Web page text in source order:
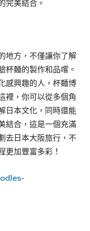
完美結合。
地方，不僅讓你了解
杯麵的製作和品嚐。
感興趣的人，杯麵博
裡，你可以從多個角
日本文化，同時還能
結合，這是一個充滿
去日本大阪旅行，不
更加豐富多彩！